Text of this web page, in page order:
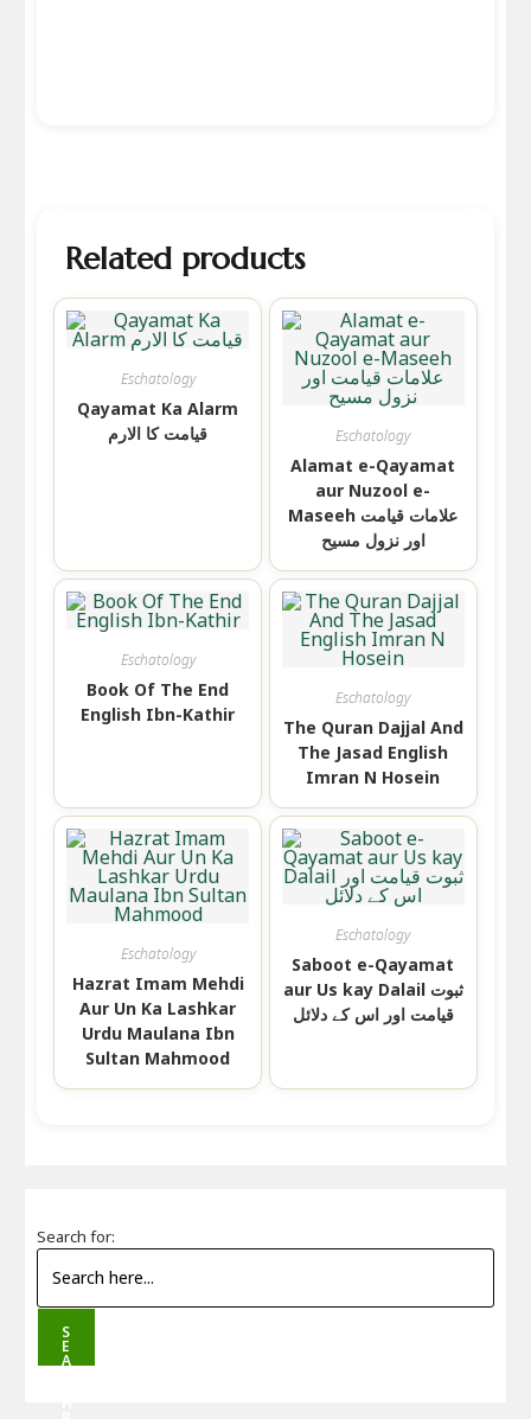
Related products
Eschatology
Qayamat Ka Alarm
قیامت کا الارم
Eschatology
Alamat e-Qayamat
aur Nuzool e-
Maseeh علامات قیامت
اور نزول مسیح
Eschatology
Book Of The End
English Ibn-Kathir
Eschatology
The Quran Dajjal And
The Jasad English
Imran N Hosein
Eschatology
Hazrat Imam Mehdi
Aur Un Ka Lashkar
Urdu Maulana Ibn
Sultan Mahmood
Eschatology
Saboot e-Qayamat
aur Us kay Dalail ثبوت
قیامت اور اس کے دلائل
Search for:
S
E
A